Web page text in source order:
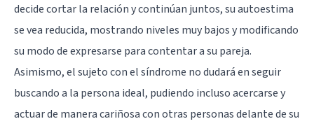
decide cortar la relación y continúan juntos, su autoestima
se vea reducida, mostrando niveles muy bajos y modificando
su modo de expresarse para contentar a su pareja.
Asimismo, el sujeto con el síndrome no dudará en seguir
buscando a la persona ideal, pudiendo incluso acercarse y
actuar de manera cariñosa con otras personas delante de su